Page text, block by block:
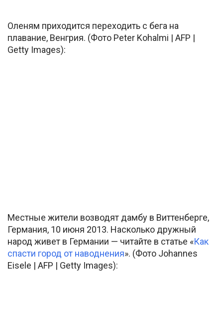
Оленям приходится переходить с бега на
плавание, Венгрия. (Фото Peter Kohalmi | AFP |
Getty Images):
Местные жители возводят дамбу в Виттенберге,
Германия, 10 июня 2013. Насколько дружный
народ живет в Германии — читайте в статье «Как
спасти город от наводнения». (Фото Johannes
Eisele | AFP | Getty Images):